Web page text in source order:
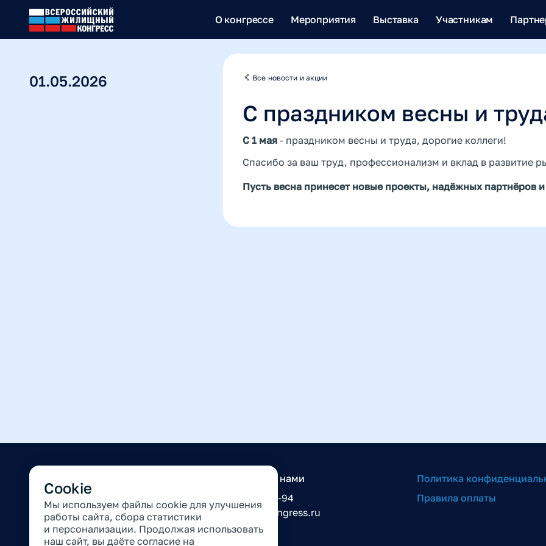
Сookie
Мы используем файлы cookie для улучшения
работы сайта, сбора статистики
и персонализации. Продолжая использовать
наш сайт, вы даёте согласие на
О конгрессе Мероприятия Выставка Участникам
01.05.2026 Все новости и акции
С праздником весны и
С 1 мая- праздником весны и труда, дорогие коллеги!
Спасибо за ваш труд, профессионализм и вклад в развитие
Пусть весна принесет новые проекты, надёжных партнёров
Связаться с нами
(812) 325-06-94
info@realcongress.ru
Политика
Правила оплаты